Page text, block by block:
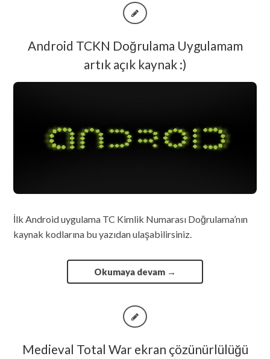
Android TCKN Doğrulama Uygulamam
artık açık kaynak :)
İlk Android uygulama TC Kimlik Numarası Doğrulama’nın
kaynak kodlarına bu yazıdan ulaşabilirsiniz.
Okumaya devam →
Medieval Total War ekran çözünürlülüğü